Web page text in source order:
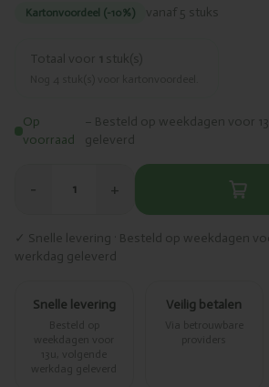
Kartonvoordeel (-10%) vanaf 5 stuks
Totaal voor 1 stuk(s)
Op
voorraad
– Besteld op weekdagen voor
geleverd
− 1 +
✓ Snelle levering · Besteld op weekdagen
werkdag geleverd
Snelle levering
Besteld op
weekdagen voor
werkdag geleverd
Veilig betalen
Via betrouwbare
providers